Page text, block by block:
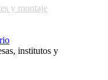
y montaje
institutos y